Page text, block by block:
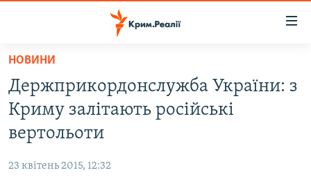
Перейти
основного
матеріалу
Перейти
до
основної
ВОДА.КРИМ
ВІДЕО ТА ФОТО
БЛОГИ
НОВИНИ
Держприкордонслужба України: з
Криму залітають російські
вертольоти
23 квітень 2015, 12:32